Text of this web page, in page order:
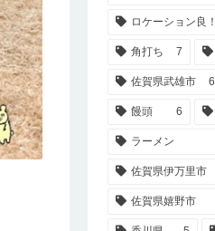
ロケーション良！
角打ち 7
佐賀県武雄市 6
饅頭 6
ラーメン
佐賀県伊万里市
佐賀県嬉野市